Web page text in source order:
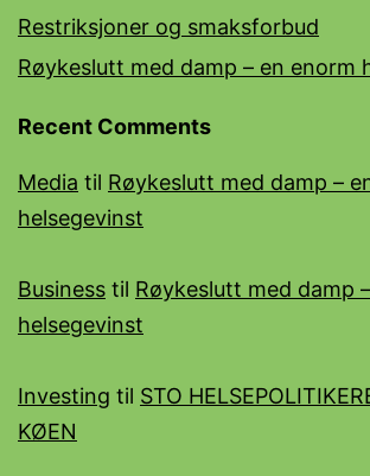
Restriksjoner og smaksforbud
Røykeslutt med damp – en enorm
Recent Comments
Media til Røykeslutt med damp –
helsegevinst
Business til Røykeslutt med damp
helsegevinst
Investing til STO
KØEN